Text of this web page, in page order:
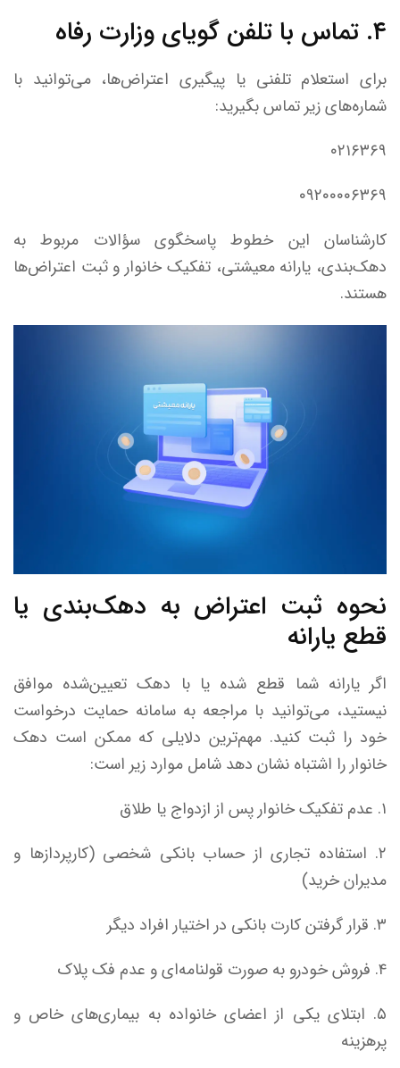
۴. تماس با تلفن گویای وزارت رفاه
برای استعلام تلفنی یا پیگیری اعتراض‌ها، می‌توانید با
شماره‌های زیر تماس بگیرید:
۰۲۱۶۳۶۹
۰۹۲۰۰۰۰۶۳۶۹
کارشناسان این خطوط پاسخگوی سؤالات مربوط به
دهک‌بندی، یارانه معیشتی، تفکیک خانوار و ثبت اعتراض‌ها
هستند.
نحوه ثبت اعتراض به دهک‌بندی یا
قطع یارانه
اگر یارانه شما قطع شده یا با دهک تعیین‌شده موافق
نیستید، می‌توانید با مراجعه به سامانه حمایت درخواست
خود را ثبت کنید. مهم‌ترین دلایلی که ممکن است دهک
خانوار را اشتباه نشان دهد شامل موارد زیر است:
۱. عدم تفکیک خانوار پس از ازدواج یا طلاق
۲. استفاده تجاری از حساب بانکی شخصی (کارپردازها و
مدیران خرید)
۳. قرار گرفتن کارت بانکی در اختیار افراد دیگر
۴. فروش خودرو به صورت قولنامه‌ای و عدم فک پلاک
۵. ابتلای یکی از اعضای خانواده به بیماری‌های خاص و
پرهزینه